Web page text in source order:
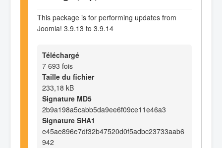
This package is for performing updates from
Joomla! 3.9.13 to 3.9.14
Téléchargé
7 693 fois
Taille du fichier
233,18 kB
Signature MD5
2b9a198a5cabb5da9ee6f09ce11e46a3
Signature SHA1
e45ae896e7df32b47520d0f5adbc23733aab6
942